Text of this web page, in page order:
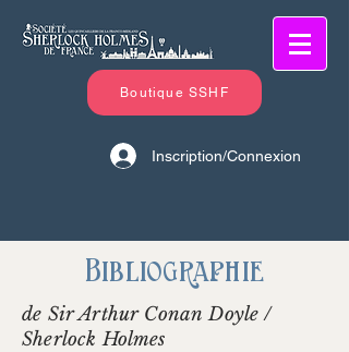
Boutique SSHF
Inscription/Connexion
Bibliographie
de Sir Arthur Conan Doyle /
Sherlock Holmes